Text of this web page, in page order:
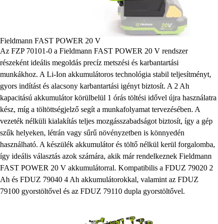
Fieldmann FAST POWER 20 V
Az FZP 70101-0 a Fieldmann FAST POWER 20 V rendszer
részeként ideális megoldás precíz metszési és karbantartási
munkákhoz. A Li-Ion akkumulátoros technológia stabil teljesítményt,
gyors indítást és alacsony karbantartási igényt biztosít. A 2 Ah
kapacitású akkumulátor körülbelül 1 órás töltési idővel újra használatra
kész, míg a töltöttségjelző segít a munkafolyamat tervezésében. A
vezeték nélküli kialakítás teljes mozgásszabadságot biztosít, így a gép
szűk helyeken, létrán vagy sűrű növényzetben is könnyedén
használható. A készülék akkumulátor és töltő nélkül kerül forgalomba,
így ideális választás azok számára, akik már rendelkeznek Fieldmann
FAST POWER 20 V akkumulátorral. Kompatibilis a FDUZ 79020 2
Ah és FDUZ 79040 4 Ah akkumulátorokkal, valamint az FDUZ
79100 gyorstöltővel és az FDUZ 79110 dupla gyorstöltővel.